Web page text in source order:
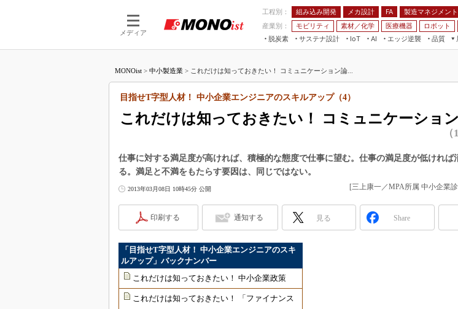
メディア
工程別： 組み込み開発 メカ設計 FA 製造マネジメント
産業別：
モビリティ 素材／化学 医療機器 ロボット
脱炭素
サステナ設計
IoT
つながる工場
つながるサービス
AI
AI×設備保全
エッジ逆襲 品質
JIMTOF
展＆IoT/5Gソリューション展
IIFES
ジャパンモビリティショー
人テク展
スマート工場EXPO
EdgeTech+
組み込みモデリング
Windows Embedded
車載ソフト開発
FA
MONOist > 中小製造業 > これだけは知っておきたい！ コミュニケーション論...
これだけは知っておきたい！ コミュニケーショ
目指せT字型人材！ 中小企業エンジニアのスキルアップ（4）
仕事に対する満足度が高ければ、積極的な態度で仕事に望む。仕事の満足度が低ければ
る。満足と不満をもたらす要因は、同じではない。
2013年03月08日 10時45分 公開 [三上康一／MPA所属 中小企業診
印刷する 通知する 見る Share
「目指せT字型人材！ 中小企業エンジニアのスキ
ルアップ」バックナンバー
これだけは知っておきたい！ 中小企業政策
これだけは知っておきたい！ 「ファイナンス